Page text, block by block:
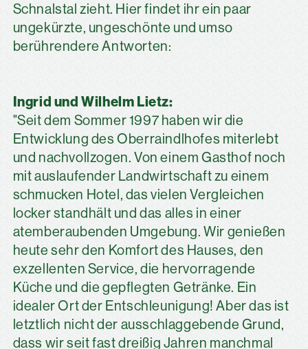
Schnalstal zieht. Hier findet ihr ein paar
ungekürzte, ungeschönte und umso
berührendere Antworten:
Ingrid und Wilhelm Lietz:
"Seit dem Sommer 1997 haben wir die
Entwicklung des Oberraindlhofes miterlebt
und nachvollzogen. Von einem Gasthof noch
mit auslaufender Landwirtschaft zu einem
schmucken Hotel, das vielen Vergleichen
locker standhält und das alles in einer
atemberaubenden Umgebung. Wir genießen
heute sehr den Komfort des Hauses, den
exzellenten Service, die hervorragende
Küche und die gepflegten Getränke. Ein
idealer Ort der Entschleunigung! Aber das ist
letztlich nicht der ausschlaggebende Grund,
dass wir seit fast dreißig Jahren manchmal